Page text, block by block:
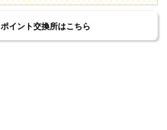
ポイント交換所はこちら